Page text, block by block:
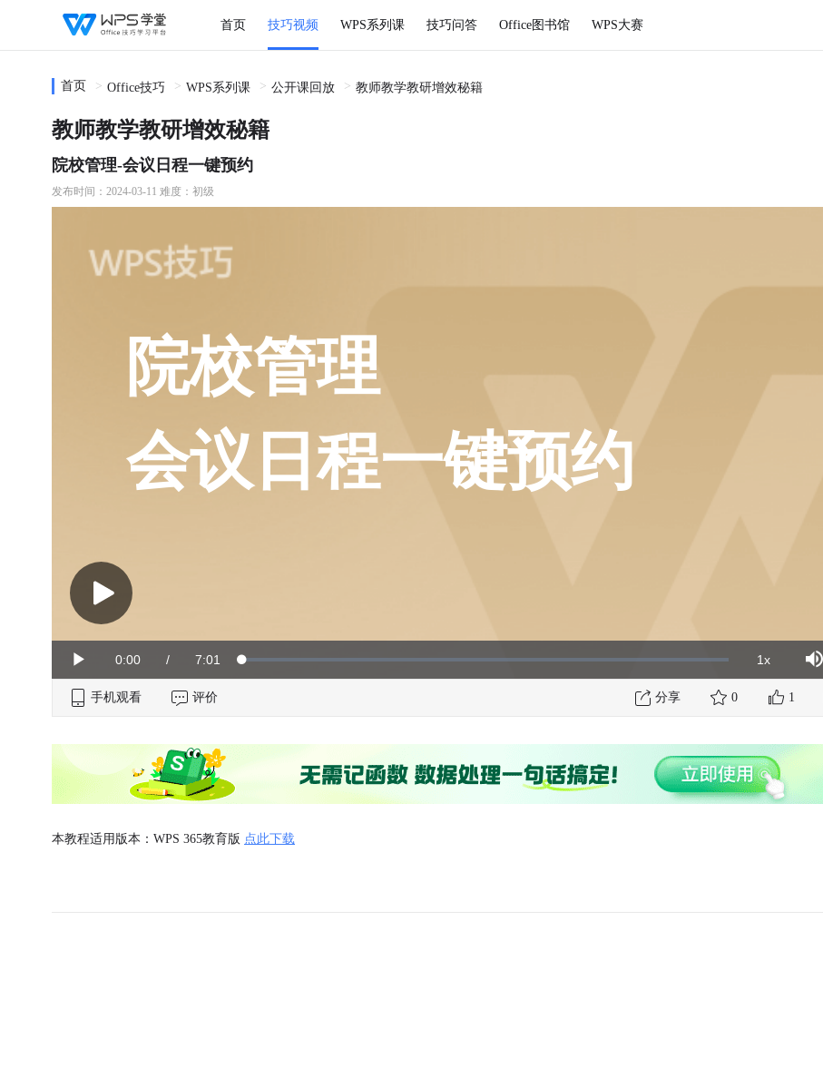
首页 技巧视频 WPS系列课 技巧问答 Office图书馆 WPS大赛
首页 Office技巧 WPS系列课 公开课回放 教师教学教研增效秘籍
教师教学教研增效秘籍
院校管理-会议日程一键预约
发布时间：2024-03-11 难度：初级
Play Current
Time
0:00 / Duration
7:01 Loaded:
0%
1xPlayback
Rate
Mute
院校管理
会议日程一键预约
手机观看 评价 分享 0 1
本教程适用版本：WPS 365教育版 点此下载